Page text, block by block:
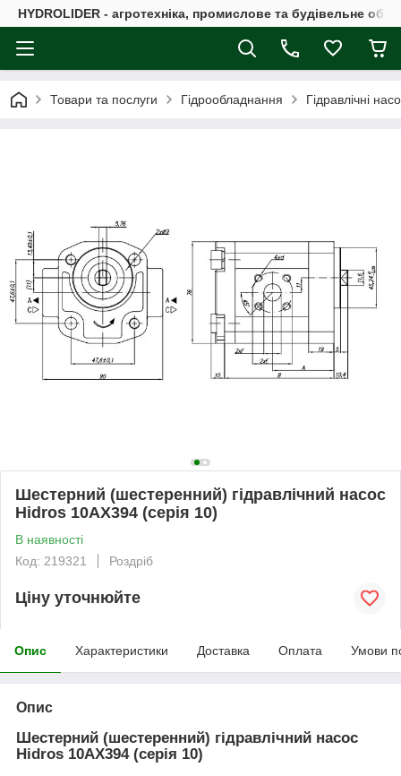
HYDROLIDER - агротехніка, промислове та будівельне
Товари та послуги Гідрообладнання Гідравлічні
Шестерний (шестеренний) гідравлічний насос
Hidros 10АХ394 (серія 10)
В наявності
Код: 219321
Роздріб
Ціну уточнюйте
Опис Характеристики Доставка Оплата Умови
Опис
Шестерний (шестеренний) гідравлічний насос
Hidros 10АХ394 (серія 10)